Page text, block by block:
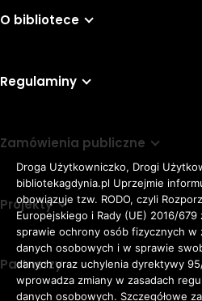
Rozmiar
Adomyślna
O bibliotece
Regulaminy
Zamówienia publiczne
Projekty
Partnerzy
Droga Użytkowniczko, Drogi
bibliotekagdynia.pl Uprzejmie
obowiązuje tzw. RODO, czyli
Europejskiego i Rady (UE) 2016/
sprawie ochrony osób fizycznych w
danych osobowych i w sprawie
danych oraz uchylenia dyrektywy
wprowadza zmiany w zasadach
danych osobowych. Szczegółowe